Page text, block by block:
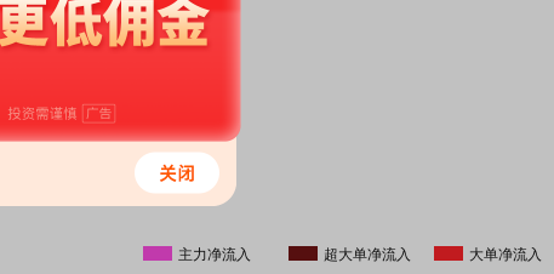
主力净流入 超大单净流入
大单净流入